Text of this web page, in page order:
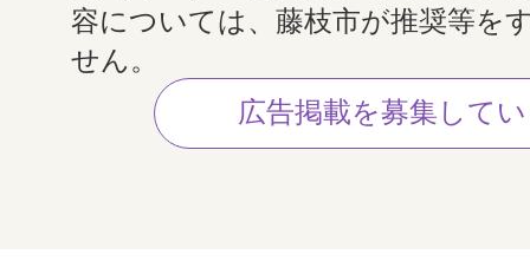
容については、藤枝市が推奨等を
せん。
広告掲載を募集して